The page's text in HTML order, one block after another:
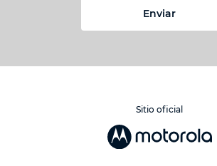
Enviar
Sitio oficial